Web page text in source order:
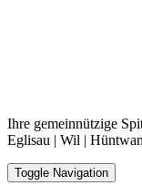
Ihre gemeinnützige
Eglisau | Wil |
Toggle Navigation